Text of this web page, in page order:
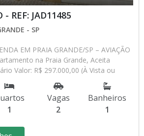
REF: JAD11485
- SP
EM PRAIA GRANDE/SP – AVIAÇÃO
na Praia Grande, Aceita
Valor: R$ 297.000,00 (À Vista ou
Detalhes do Imóvel: • 1 Dormitório •
Cozinha funcional • Área de serviço •
de garagem Área útil: 42,00m² Área
R$ 589,00 | IPTU: R$ 230,00
com excelente distribuição
1
Vagas
2
Banheiros
1